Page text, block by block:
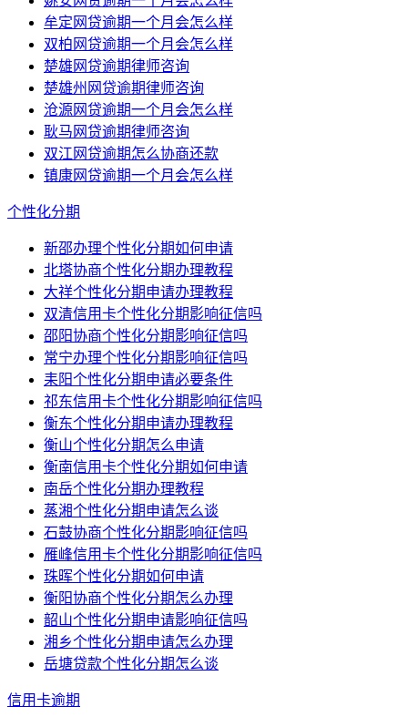
牟定网贷逾期一个月会怎么样
双柏网贷逾期一个月会怎么样
楚雄网贷逾期律师咨询
楚雄州网贷逾期律师咨询
沧源网贷逾期一个月会怎么样
耿马网贷逾期律师咨询
双江网贷逾期怎么协商还款
镇康网贷逾期一个月会怎么样
个性化分期
新邵办理个性化分期如何申请
北塔协商个性化分期办理教程
大祥个性化分期申请办理教程
双清信用卡个性化分期影响征信吗
邵阳协商个性化分期影响征信吗
常宁办理个性化分期影响征信吗
耒阳个性化分期申请必要条件
祁东信用卡个性化分期影响征信吗
衡东个性化分期申请办理教程
衡山个性化分期怎么申请
衡南信用卡个性化分期如何申请
南岳个性化分期办理教程
蒸湘个性化分期申请怎么谈
石鼓协商个性化分期影响征信吗
雁峰信用卡个性化分期影响征信吗
珠晖个性化分期如何申请
衡阳协商个性化分期怎么办理
韶山个性化分期申请影响征信吗
湘乡个性化分期申请怎么办理
岳塘贷款个性化分期怎么谈
信用卡逾期